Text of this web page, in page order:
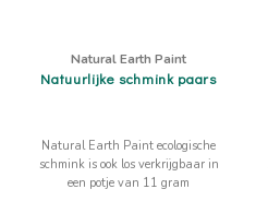
Natural Earth Paint
Natuurlijke schmink paars
Natural Earth Paint ecologische
schmink is ook los verkrijgbaar in
een potje van 11 gram